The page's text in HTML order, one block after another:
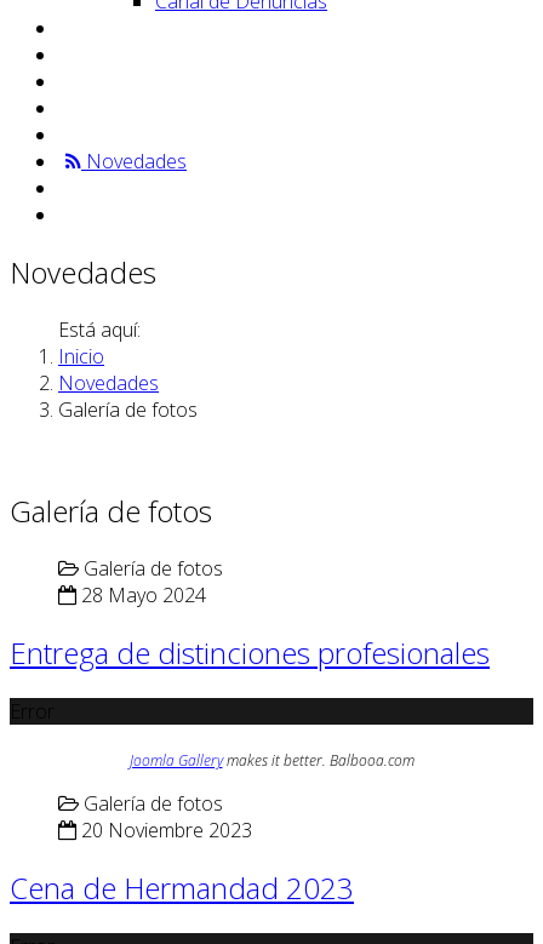
Novedades
Novedades
Está aquí:
Inicio
Novedades
Galería de fotos
Galería de fotos
Galería de fotos
28 Mayo 2024
Entrega de distinciones profesionales
Joomla Gallerymakes it better. Balbooa.com
Galería de fotos
20 Noviembre 2023
Cena de Hermandad 2023